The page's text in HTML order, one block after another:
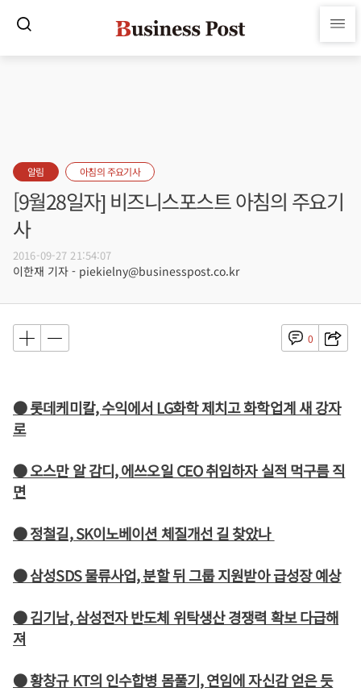
알림 아침의 주요기사
[9월28일자] 비즈니스포스트 아침의 주요기
사
2016-09-27 21:54:07
이한재 기자 - piekielny@businesspost.co.kr
0
● 롯데케미칼, 수익에서 LG화학 제치고 화학업계 새 강자
로
● 오스만 알 감디, 에쓰오일 CEO 취임하자 실적 먹구름 직
면
● 정철길, SK이노베이션 체질개선 길 찾았나
● 삼성SDS 물류사업, 분할 뒤 그룹 지원받아 급성장 예상
● 김기남, 삼성전자 반도체 위탁생산 경쟁력 확보 다급해
져
● 황창규 KT의 인수합병 몸풀기, 연임에 자신감 얻은 듯